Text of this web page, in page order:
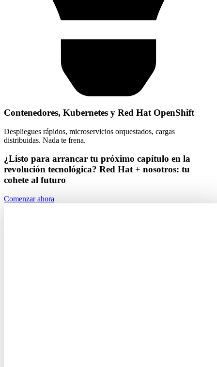
Contenedores, Kubernetes y Red Hat OpenShift
Despliegues rápidos, microservicios orquestados, cargas
distribuidas. Nada te frena.
¿Listo para arrancar tu próximo capítulo en la
revolución tecnológica? Red Hat + nosotros: tu
cohete al futuro
Comenzar ahora